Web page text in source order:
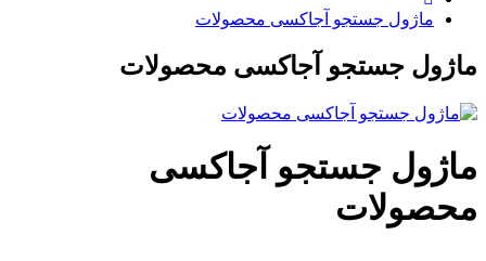
ماژول جستجو آجاکسی محصولات
جستجو آجاکسی محصولات
جستجو آجاکسی